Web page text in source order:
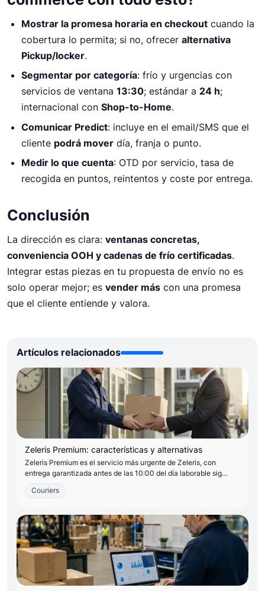
Mostrar la promesa horaria en checkout cuando la
cobertura lo permita; si no, ofrecer alternativa
Pickup/locker.
Segmentar por categoría: frío y urgencias con
servicios de ventana 13:30; estándar a 24 h;
internacional con Shop-to-Home.
Comunicar Predict: incluye en el email/SMS que el
cliente podrá mover día, franja o punto.
Medir lo que cuenta: OTD por servicio, tasa de
recogida en puntos, reintentos y coste por entrega.
Conclusión
La dirección es clara: ventanas concretas,
conveniencia OOH y cadenas de frío certificadas.
Integrar estas piezas en tu propuesta de envío no es
solo operar mejor; es vender más con una promesa
que el cliente entiende y valora.
Artículos relacionados
Zeleris Premium: características y alternativas
Zeleris Premium es el servicio más urgente de Zeleris, con
entrega garantizada antes de las 10:00 del día laborable sig…
Couriers